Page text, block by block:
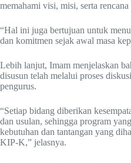
memahami visi, misi, serta
“Hal ini juga bertujuan untuk
dan komitmen sejak awal masa
Lebih lanjut, Imam menjelaskan
disusun telah melalui proses
pengurus.
“Setiap bidang diberikan
dan usulan, sehingga program
kebutuhan dan tantangan yang
KIP-K,” jelasnya.